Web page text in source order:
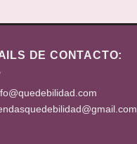
DE CONTACTO: